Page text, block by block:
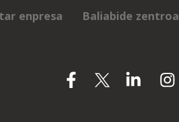
enpresa Baliabide zentroa